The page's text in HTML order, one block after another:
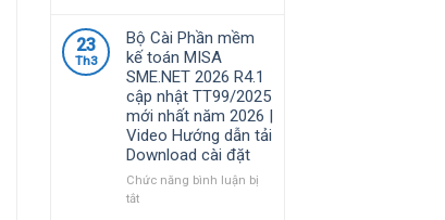
mềm
MISA
là
giải
pháp
quản
lý
tài
chính
–
23
Th3
Bộ Cài Phần mềm
kế toán MISA
SME.NET 2026 R4.1
cập nhật TT99/2025
mới nhất năm 2026 |
Video Hướng dẫn tải
Download cài đặt
Chức năng bình luận bị
tắtở